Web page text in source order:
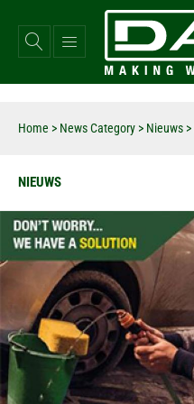
naar
Home > News Category > Nieuws >
NIEUWS